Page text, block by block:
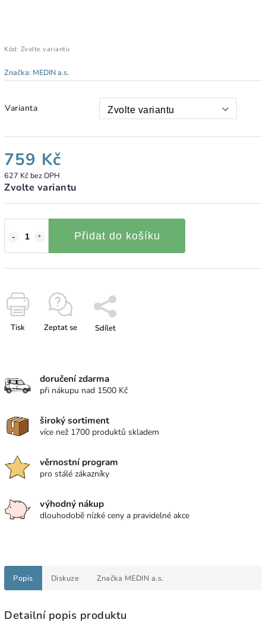
Kód: Zvolte variantu
Značka: MEDIN a.s.
Varianta
759 Kč
627 Kč bez DPH
Zvolte variantu
Přidat do košíku
Tisk Zeptat se Sdílet
doručení zdarma
při nákupu nad 1500 Kč
široký sortiment
více než 1700 produktů skladem
věrnostní program
pro stálé zákazníky
výhodný nákup
dlouhodobě nízké ceny a pravidelné akce
Popis Diskuze Značka MEDIN a.s.
Detailní popis produktu